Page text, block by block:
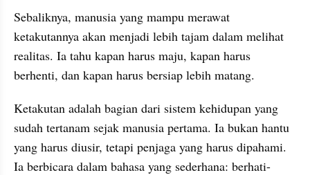
Sebaliknya, manusia yang mampu merawat
ketakutannya akan menjadi lebih tajam dalam melihat
realitas. Ia tahu kapan harus maju, kapan harus
berhenti, dan kapan harus bersiap lebih matang.
Ketakutan adalah bagian dari sistem kehidupan yang
sudah tertanam sejak manusia pertama. Ia bukan hantu
yang harus diusir, tetapi penjaga yang harus dipahami.
Ia berbicara dalam bahasa yang sederhana: berhati-